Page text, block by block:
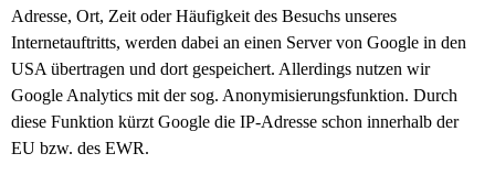
Adresse, Ort, Zeit oder Häufigkeit des Besuchs unseres
Internetauftritts, werden dabei an einen Server von Google in den
USA übertragen und dort gespeichert. Allerdings nutzen wir
Google Analytics mit der sog. Anonymisierungsfunktion. Durch
diese Funktion kürzt Google die IP-Adresse schon innerhalb der
EU bzw. des EWR.